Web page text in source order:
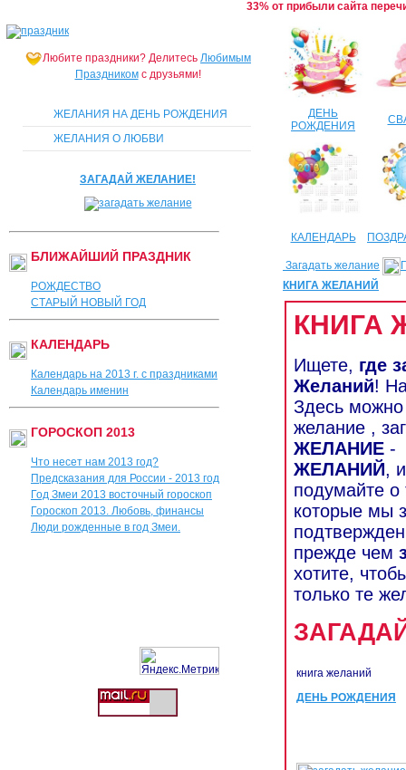
33% от прибыли сайта
Любите праздники? Делитесь Любимым
Праздником с друзьями!
ЖЕЛАНИЯ НА ДЕНЬ РОЖДЕНИЯ
ЖЕЛАНИЯ О ЛЮБВИ
ЗАГАДАЙ ЖЕЛАНИЕ!
БЛИЖАЙШИЙ ПРАЗДНИК
РОЖДЕСТВО
СТАРЫЙ НОВЫЙ ГОД
КАЛЕНДАРЬ
Календарь на 2013 г. с праздниками
Календарь именин
ГОРОСКОП 2013
Что несет нам 2013 год?
Предсказания для России - 2013 год
Год Змеи 2013 восточный гороскоп
Гороскоп 2013. Любовь, финансы
Люди рожденные в год Змеи.
ДЕНЬ
РОЖДЕНИЯ
КАЛЕНДАРЬ
Загадать желание
КНИГА ЖЕЛАНИЙ
КНИГА
Ищете, где
Желаний!
Здесь можно
желание ,
ЖЕЛАНИЕ -
ЖЕЛАНИЙ,
подумайте
которые мы
прежде чем
хотите,
только те
книга желаний
ДЕНЬ РОЖДЕНИЯ